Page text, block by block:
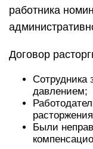
работника
Договор
Сотрудника
давлением;
Были